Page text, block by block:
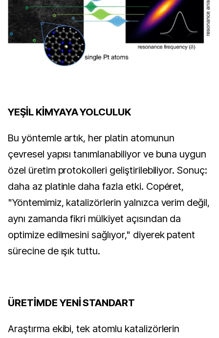
YEŞİL KİMYAYA YOLCULUK
Bu yöntemle artık, her platin atomunun
çevresel yapısı tanımlanabiliyor ve buna uygun
özel üretim protokolleri geliştirilebiliyor. Sonuç:
daha az platinle daha fazla etki. Copéret,
"Yöntemimiz, katalizörlerin yalnızca verim değil,
aynı zamanda fikri mülkiyet açısından da
optimize edilmesini sağlıyor," diyerek patent
sürecine de ışık tuttu.
ÜRETİMDE YENİ STANDART
Araştırma ekibi, tek atomlu katalizörlerin